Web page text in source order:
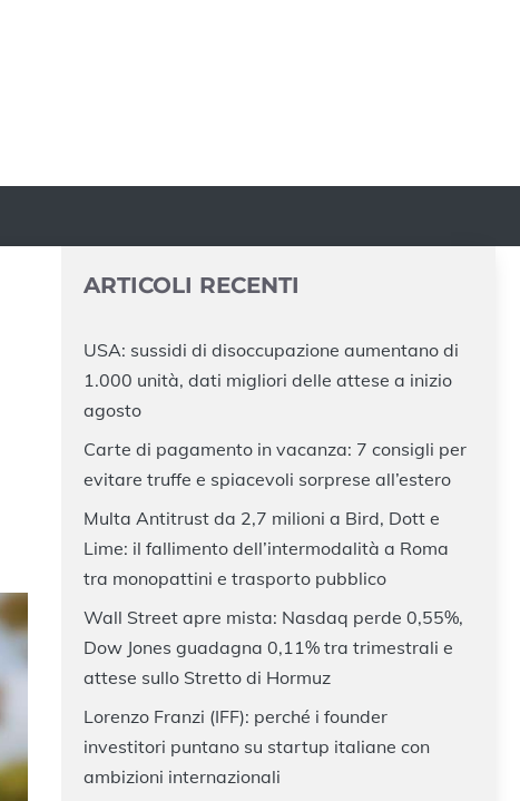
ARTICOLI RECENTI
USA: sussidi di disoccupazione aumentano di
1.000 unità, dati migliori delle attese a inizio
agosto
Carte di pagamento in vacanza: 7 consigli per
evitare truffe e spiacevoli sorprese all’estero
Multa Antitrust da 2,7 milioni a Bird, Dott e
Lime: il fallimento dell’intermodalità a Roma
tra monopattini e trasporto pubblico
Wall Street apre mista: Nasdaq perde 0,55%,
Dow Jones guadagna 0,11% tra trimestrali e
attese sullo Stretto di Hormuz
Lorenzo Franzi (IFF): perché i founder
investitori puntano su startup italiane con
ambizioni internazionali